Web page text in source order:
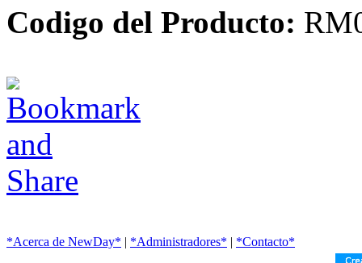
Codigo del Producto:
*Acerca de NewDay* | *Administradores* | *Contacto*